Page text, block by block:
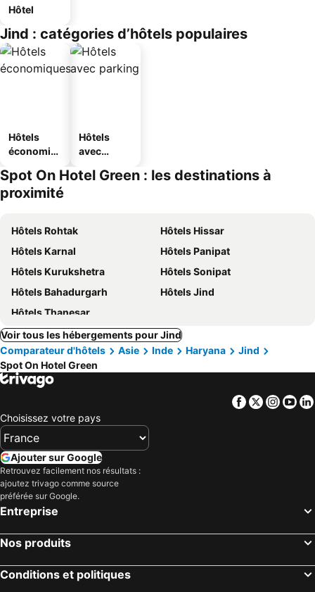
Hôtel
Jind : catégories d’hôtels populaires
Hôtels
économiq
Hôtels
avec
Spot On Hotel Green : les destinations à
proximité
Hôtels Rohtak
Hôtels Hissar
Hôtels Karnal
Hôtels Panipat
Hôtels Kurukshetra
Hôtels Sonipat
Hôtels Bahadurgarh
Hôtels Jind
Hôtels Thanesar
Voir tous les hébergements pour Jind
Comparateur d'hôtels
Asie Inde Haryana
Jind
Spot On Hotel Green
Facebook
Twitter
Choisissez votre pays
Ajouter sur Google
Retrouvez facilement nos résultats :
ajoutez trivago comme source
préférée sur Google.
Entreprise
Nos produits
Conditions et politiques